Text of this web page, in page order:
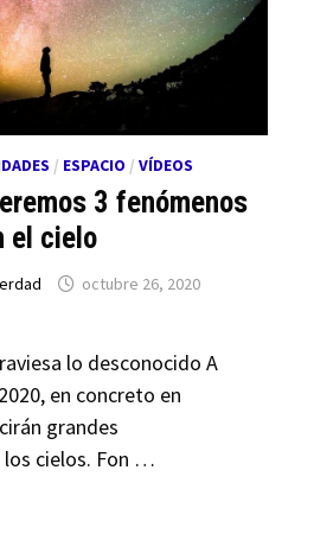
/ ESPACIO /VÍDEOS
3 fenómenos
el cielo
octubre 26, 2020
lo desconocido A
en concreto en
grandes
cielos. Fon …